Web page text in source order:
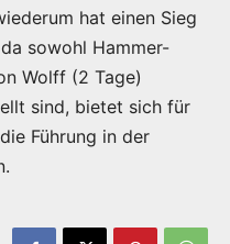
hat einen Sieg
sowohl Hammer-
Wolff (2 Tage)
sind, bietet sich für
Führung in der